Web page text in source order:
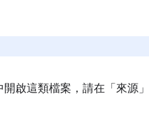
啟這類檔案，請在「來源」